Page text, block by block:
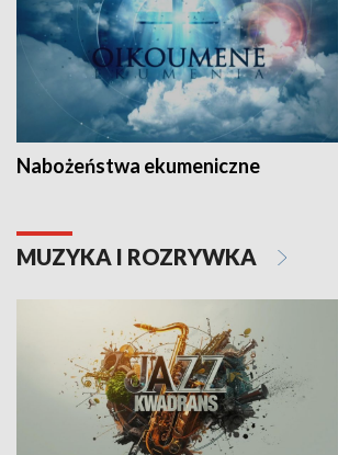
Nabożeństwa ekumeniczne
MUZYKA I ROZRYWKA